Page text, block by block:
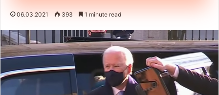
06.03.2021 393 1 minute read